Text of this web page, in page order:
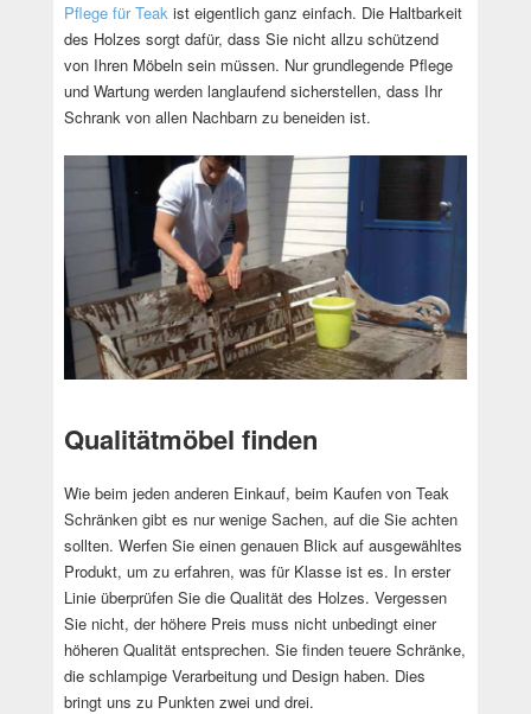
Pflege für Teakist eigentlich ganz einfach. Die Haltbarkeit
des Holzes sorgt dafür, dass Sie nicht allzu schützend
von Ihren Möbeln sein müssen. Nur grundlegende Pflege
und Wartung werden langlaufend sicherstellen, dass Ihr
Schrank von allen Nachbarn zu beneiden ist.
Qualitätmöbel finden
Wie beim jeden anderen Einkauf, beim Kaufen von Teak
Schränken gibt es nur wenige Sachen, auf die Sie achten
sollten. Werfen Sie einen genauen Blick auf ausgewähltes
Produkt, um zu erfahren, was für Klasse ist es. In erster
Linie überprüfen Sie die Qualität des Holzes. Vergessen
Sie nicht, der höhere Preis muss nicht unbedingt einer
höheren Qualität entsprechen. Sie finden teuere Schränke,
die schlampige Verarbeitung und Design haben. Dies
bringt uns zu Punkten zwei und drei.